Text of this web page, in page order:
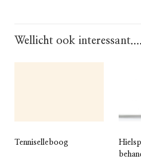
Wellicht ook interessant....
Tenniselleboog